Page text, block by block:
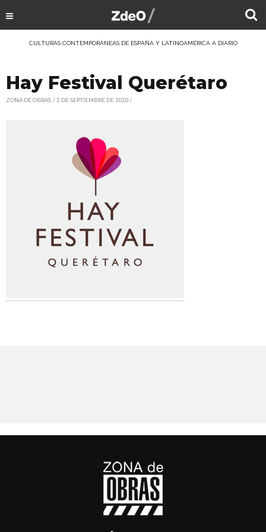
CULTURAS CONTEMPORÁNEAS DE ESPAÑA Y LATINOAMÉRICA A DIARIO
Hay Festival Querétaro
ZONA DE OBRAS 2 DE SEPTIEMBRE DE 2020